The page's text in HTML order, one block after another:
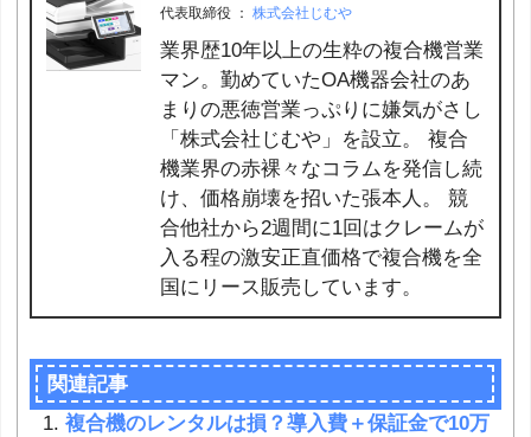
代表取締役 ： 株式会社じむや
業界歴10年以上の生粋の複合機営業
マン。勤めていたOA機器会社のあ
まりの悪徳営業っぷりに嫌気がさし
「株式会社じむや」を設立。 複合
機業界の赤裸々なコラムを発信し続
け、価格崩壊を招いた張本人。 競
合他社から2週間に1回はクレームが
入る程の激安正直価格で複合機を全
国にリース販売しています。
関連記事
複合機のレンタルは損？導入費＋保証金で10万